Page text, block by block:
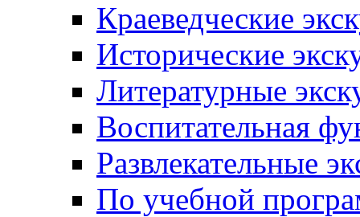
Краеведческие
Исторические
Литературные
Воспитательная
Развлекательные
По учебной